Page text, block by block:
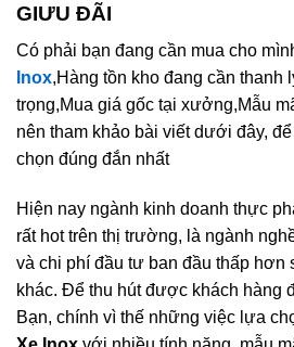
GIƯU ĐÃI
Có phải bạn đang cần mua cho
Inox,Hàng tồn kho đang cần thanh
trọng,Mua giá gốc tại xưởng,Mẫu
nên tham khảo bài viết dưới đây,
chọn đúng đắn nhất
Hiện nay ngành kinh doanh thực
rất hot trên thị trường, là ngành
và chi phí đầu tư ban đầu thấp hơn
khác. Để thu hút được khách hàng
Bạn, chính vì thế những việc lựa